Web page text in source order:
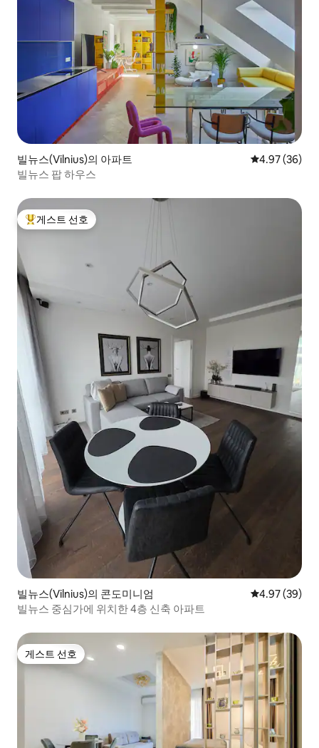
빌뉴스(Vilnius)의 아파트 평점 4.97점(5
4.97 (36)
빌뉴스 팝 하우스
상위 게스트 선호
게스트 선호
빌뉴스(Vilnius)의 콘도미니엄 평점 4.97점(5
4.97 (39)
빌뉴스 중심가에 위치한 4층 신축 아파트
게스트 선호
게스트 선호